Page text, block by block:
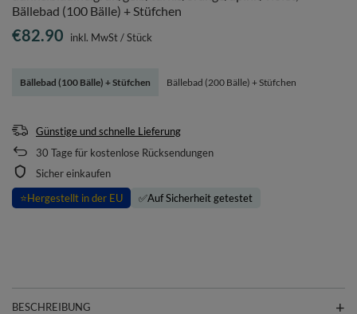
Bällebad (100 Bälle) + Stüfchen
Bällebad (100 Bälle) + Stüfchen Bällebad (200 Bälle) + Stüfchen
€82.90 inkl. MwSt/Stück
Günstige und schnelle Lieferung
30 Tage für kostenlose Rücksendungen
Sicher einkaufen
⭐Hergestellt in der EU ✅Auf Sicherheit getestet
BESCHREIBUNG